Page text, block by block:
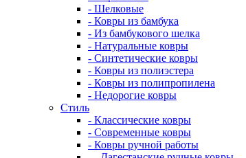
- Шелковые
- Ковры из бамбука
- Из бамбукового шелка
- Натуральные ковры
- Синтетические ковры
- Ковры из полиэстера
- Ковры из полипропилена
- Недорогие ковры
Стиль
- Классические ковры
- Современные ковры
- Ковры ручной работы